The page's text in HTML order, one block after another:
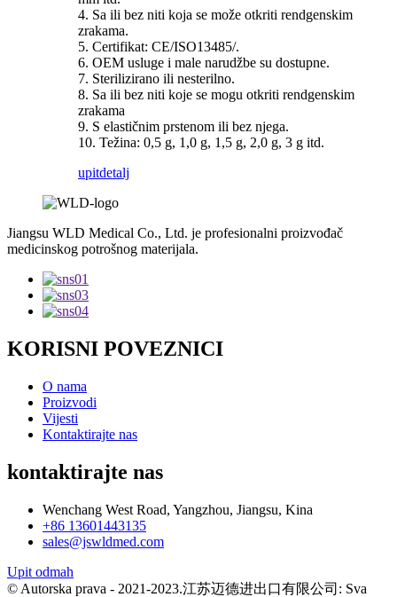
4. Sa ili bez niti koja se može otkriti rendgenskim
zrakama.
5. Certifikat: CE/ISO13485/.
6. OEM usluge i male narudžbe su dostupne.
7. Sterilizirano ili nesterilno.
8. Sa ili bez niti koje se mogu otkriti rendgenskim
zrakama
9. S elastičnim prstenom ili bez njega.
10. Težina: 0,5 g, 1,0 g, 1,5 g, 2,0 g, 3 g itd.
upitdetalj
Jiangsu WLD Medical Co., Ltd. je profesionalni proizvođač
medicinskog potrošnog materijala.
KORISNI POVEZNICI
O nama
Proizvodi
Vijesti
Kontaktirajte nas
kontaktirajte nas
Wenchang West Road, Yangzhou, Jiangsu, Kina
+86 13601443135
sales@jswldmed.com
Upit odmah
© Autorska prava - 2021-2023.江苏迈德进出口有限公司: Sva